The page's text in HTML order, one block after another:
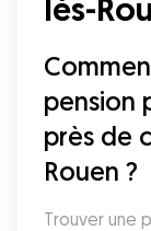
lès-
pension
près de
Rouen ?
Trouver une